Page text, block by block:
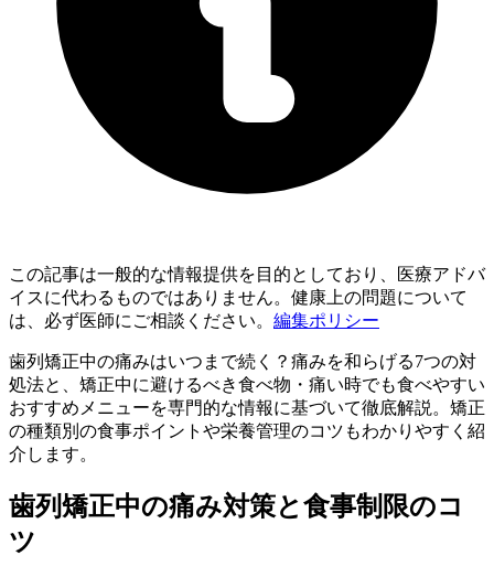
この記事は一般的な情報提供を目的としており、医療アドバ
イスに代わるものではありません。健康上の問題について
は、必ず医師にご相談ください。 編集ポリシー
歯列矯正中の痛みはいつまで続く？痛みを和らげる7つの対
処法と、矯正中に避けるべき食べ物・痛い時でも食べやすい
おすすめメニューを専門的な情報に基づいて徹底解説。矯正
の種類別の食事ポイントや栄養管理のコツもわかりやすく紹
介します。
歯列矯正中の痛み対策と食事制限のコ
ツ